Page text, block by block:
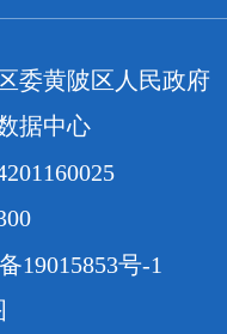
委黄陂区人民政府
据中心
19015853号-1